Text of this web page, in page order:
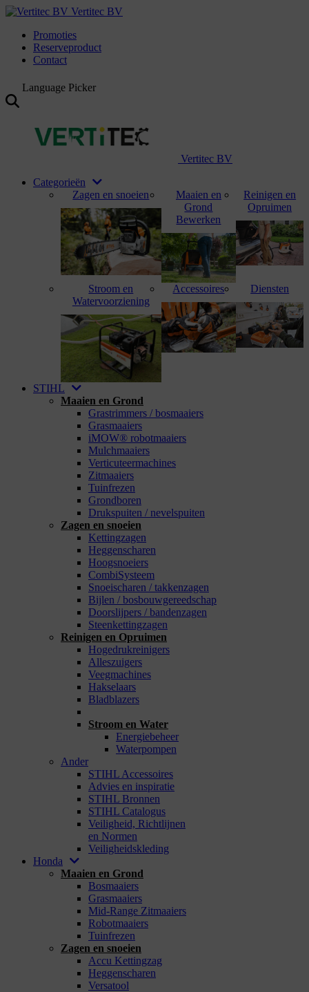
Vertitec BV
Promoties
Reserveproduct
Contact
Language Picker
Vertitec BV
Categorieën
Zagen en snoeien
Maaien en
Grond
Bewerken
Reinigen en
Opruimen
Stroom en
Watervoorziening
Accessoires Diensten
STIHL
Maaien en Grond
Grastrimmers / bosmaaiers
Grasmaaiers
iMOW® robotmaaiers
Mulchmaaiers
Verticuteermachines
Zitmaaiers
Tuinfrezen
Grondboren
Drukspuiten / nevelspuiten
Zagen en snoeien
Kettingzagen
Heggenscharen
Hoogsnoeiers
CombiSysteem
Snoeischaren / takkenzagen
Bijlen / bosbouwgereedschap
Doorslijpers / bandenzagen
Steenkettingzagen
Reinigen en Opruimen
Hogedrukreinigers
Alleszuigers
Veegmachines
Hakselaars
Bladblazers
Stroom en Water
Energiebeheer
Waterpompen
Ander
STIHL Accessoires
Advies en inspiratie
STIHL Bronnen
STIHL Catalogus
Veiligheid, Richtlijnen
en Normen
Veiligheidskleding
Honda
Maaien en Grond
Bosmaaiers
Grasmaaiers
Mid-Range Zitmaaiers
Robotmaaiers
Tuinfrezen
Zagen en snoeien
Accu Kettingzag
Heggenscharen
Versatool